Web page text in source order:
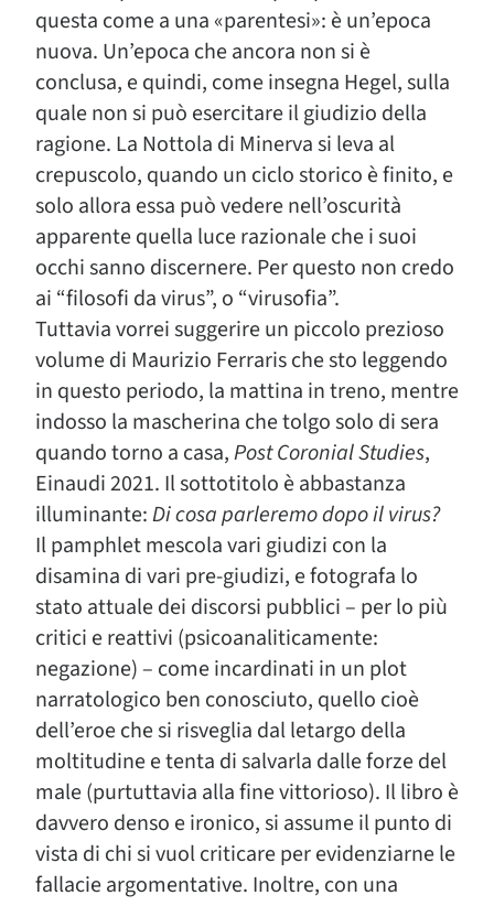
questa come a una «parentesi»: è un’epoca
nuova. Un’epoca che ancora non si è
conclusa, e quindi, come insegna Hegel, sulla
quale non si può esercitare il giudizio della
ragione. La Nottola di Minerva si leva al
crepuscolo, quando un ciclo storico è finito, e
solo allora essa può vedere nell’oscurità
apparente quella luce razionale che i suoi
occhi sanno discernere. Per questo non credo
ai “filosofi da virus”, o “virusofia”.
Tuttavia vorrei suggerire un piccolo prezioso
volume di Maurizio Ferraris che sto leggendo
in questo periodo, la mattina in treno, mentre
indosso la mascherina che tolgo solo di sera
quando torno a casa,Post Coronial Studies,
Einaudi 2021. Il sottotitolo è abbastanza
illuminante:Di cosa parleremo dopo il virus?
Il pamphlet mescola vari giudizi con la
disamina di vari pre-giudizi, e fotografa lo
stato attuale dei discorsi pubblici – per lo più
critici e reattivi (psicoanaliticamente:
negazione) – come incardinati in un plot
narratologico ben conosciuto, quello cioè
dell’eroe che si risveglia dal letargo della
moltitudine e tenta di salvarla dalle forze del
male (purtuttavia alla fine vittorioso). Il libro è
davvero denso e ironico, si assume il punto di
vista di chi si vuol criticare per evidenziarne le
fallacie argomentative. Inoltre, con una